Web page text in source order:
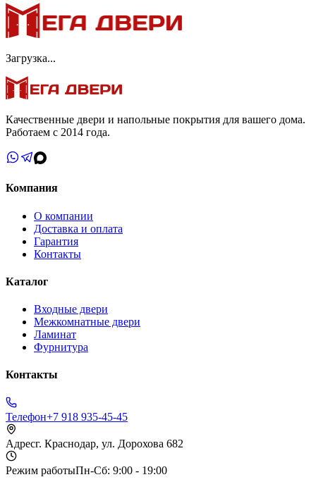
Загрузка...
Качественные двери и напольные покрытия для вашего дома.
Работаем с 2014 года.
Компания
О компании
Доставка и оплата
Гарантия
Контакты
Каталог
Входные двери
Межкомнатные двери
Ламинат
Фурнитура
Контакты
Телефон+7 918 935-45-45
Адресг. Краснодар, ул. Дорохова 682
Режим работыПн-Сб: 9:00 - 19:00